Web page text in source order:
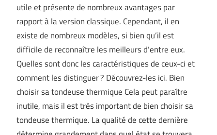
utile et présente de nombreux avantages par
rapport à la version classique. Cependant, il en
existe de nombreux modèles, si bien qu’il est
difficile de reconnaître les meilleurs d’entre eux.
Quelles sont donc les caractéristiques de ceux-ci et
comment les distinguer ? Découvrez-les ici. Bien
choisir sa tondeuse thermique Cela peut paraître
inutile, mais il est très important de bien choisir sa
tondeuse thermique. La qualité de cette dernière